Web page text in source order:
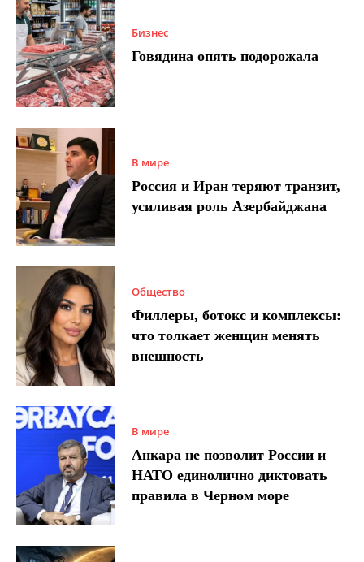
Бизнес
Говядина опять подорожала
В мире
Россия и Иран теряют транзит,
усиливая роль Азербайджана
Общество
Филлеры, ботокс и комплексы:
что толкает женщин менять
внешность
В мире
Анкара не позволит России и
НАТО единолично диктовать
правила в Черном море